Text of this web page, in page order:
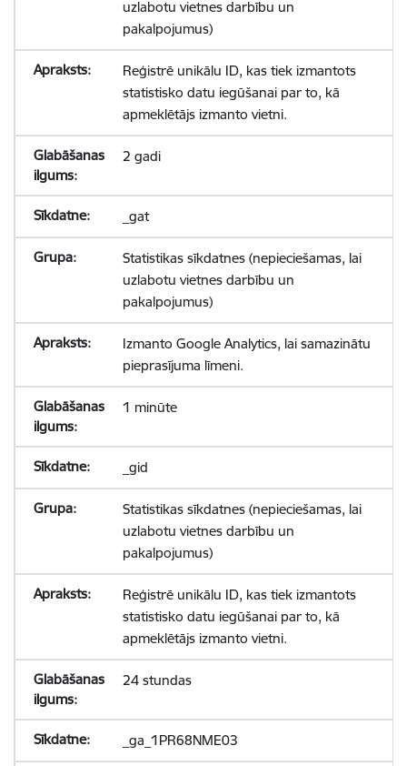
uzlabotu vietnes darbību un
pakalpojumus)
Reģistrē unikālu ID, kas tiek izmantots
statistisko datu iegūšanai par to, kā
apmeklētājs izmanto vietni.
2 gadi
_gat
Statistikas sīkdatnes (nepieciešamas, lai
uzlabotu vietnes darbību un
pakalpojumus)
Izmanto Google Analytics, lai samazinātu
pieprasījuma līmeni.
1 minūte
_gid
Statistikas sīkdatnes (nepieciešamas, lai
uzlabotu vietnes darbību un
pakalpojumus)
Reģistrē unikālu ID, kas tiek izmantots
statistisko datu iegūšanai par to, kā
apmeklētājs izmanto vietni.
24 stundas
_ga_1PR68NME03